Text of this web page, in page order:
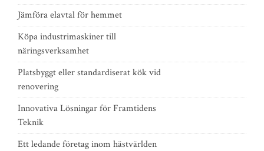
Jämföra elavtal för hemmet
Köpa industrimaskiner till
näringsverksamhet
Platsbyggt eller standardiserat kök vid
renovering
Innovativa Lösningar för Framtidens
Teknik
Ett ledande företag inom hästvärlden